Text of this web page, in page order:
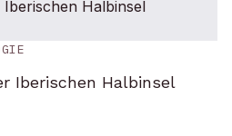
Iberischen Halbinsel